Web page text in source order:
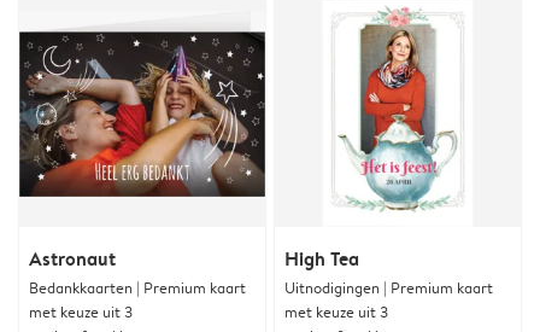
Astronaut
Bedankkaarten | Premium kaart
met keuze uit 3
High Tea
Uitnodigingen | Premium kaart
met keuze uit 3